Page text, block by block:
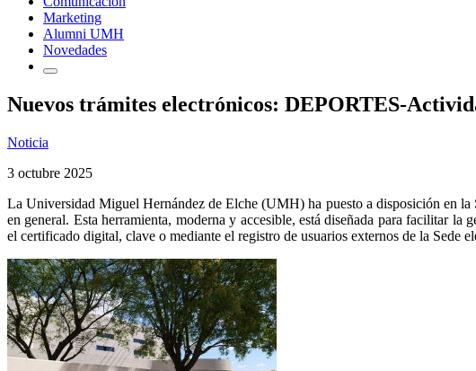
Marketing
Alumni UMH
Novedades
Nuevos trámites electrónicos: DEPORTES-
Noticia
3 octubre 2025
La Universidad Miguel Hernández de Elche (UMH) ha puesto a disposición en la
en general. Esta herramienta, moderna y accesible, está diseñada para facilitar
el certificado digital, clave o mediante el registro de usuarios externos de la Sede